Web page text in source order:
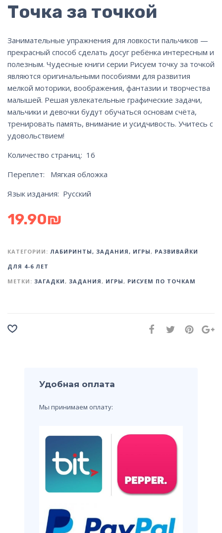
Точка за точкой
Занимательные упражнения для ловкости пальчиков —
прекрасный способ сделать досуг ребёнка интересным и
полезным. Чудесные книги серии Рисуем точку за точкой
являются оригинальными пособиями для развития
мелкой моторики, воображения, фантазии и творчества
малышей. Решая увлекательные графические задачи,
мальчики и девочки будут обучаться основам счёта,
тренировать память, внимание и усидчивость. Учитесь с
удовольствием!
Количество страниц: 16
Переплет: Мягкая обложка
Язык издания: Русский
19.90₪
КАТЕГОРИИ: ЛАБИРИНТЫ, ЗАДАНИЯ, ИГРЫ , РАЗВИВАЙКИ
ДЛЯ 4-6 ЛЕТ
МЕТКИ: ЗАГАДКИ , ЗАДАНИЯ , ИГРЫ , РИСУЕМ ПО ТОЧКАМ
Удобная оплата
Мы принимаем оплату: